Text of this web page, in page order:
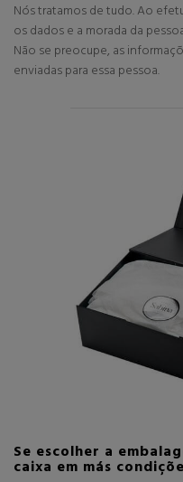
Nós tratamos de tudo. Ao
os dados e a morada da
Não se preocupe, as
enviadas para essa pessoa.
Se escolher a
caixa em más